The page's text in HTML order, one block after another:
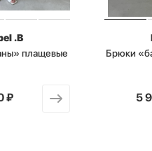
.B
плащевые
₽
Брюки
5